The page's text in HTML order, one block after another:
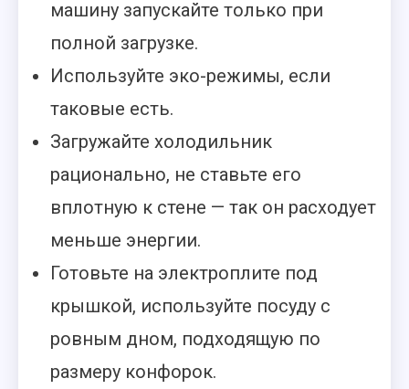
машину запускайте только при
полной загрузке.
Используйте эко-режимы, если
таковые есть.
Загружайте холодильник
рационально, не ставьте его
вплотную к стене — так он расходует
меньше энергии.
Готовьте на электроплите под
крышкой, используйте посуду с
ровным дном, подходящую по
размеру конфорок.